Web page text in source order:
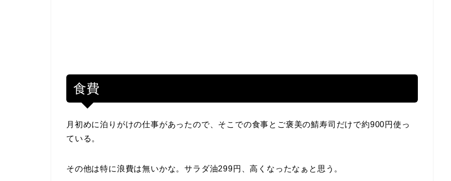
食費
月初めに泊りがけの仕事があったので、そこでの食事とご褒美の鯖寿司だけで約900円使っ
ている。
その他は特に浪費は無いかな。サラダ油299円、高くなったなぁと思う。